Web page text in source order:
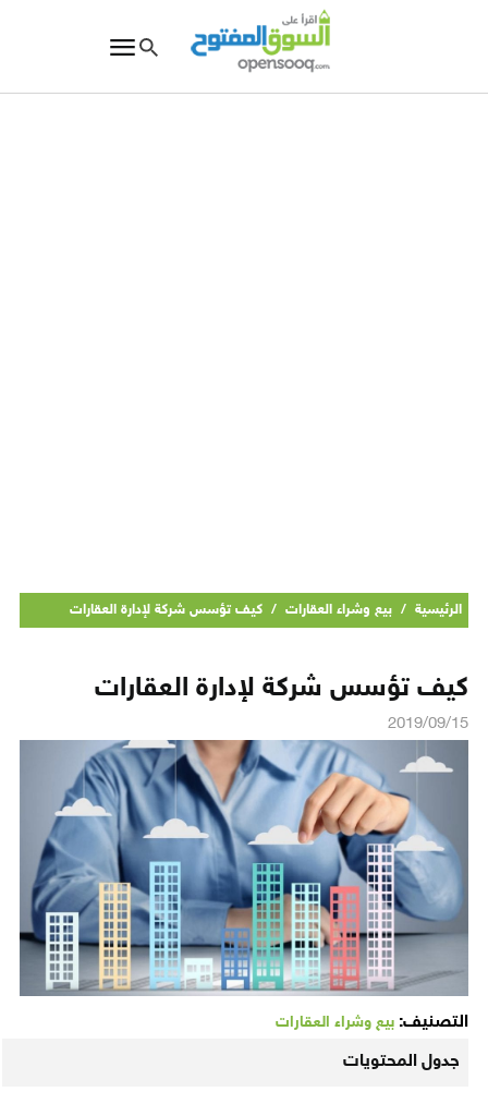
الرئيسية / بيع وشراء العقارات / كيف تؤسس شركة لإدارة العقارات
كيف تؤسس شركة لإدارة العقارات
2019/09/15
التصنيف: بيع وشراء العقارات
جدول المحتويات